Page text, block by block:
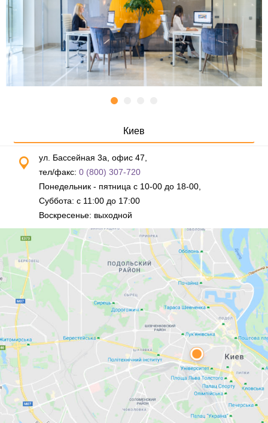
Киев
ул. Бассейная 3а, офис 47,
тел/факс: 0 (800) 307-720
Понедельник - пятница с 10-00 до 18-00,
Суббота: с 11:00 до 17:00
Воскресенье: выходной